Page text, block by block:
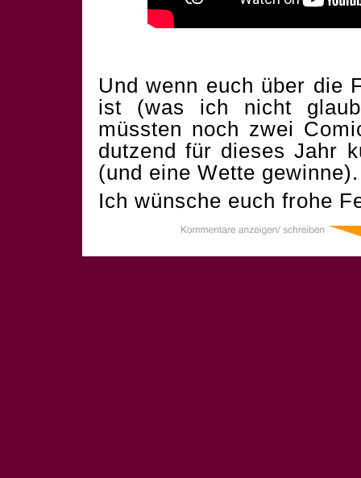
Und wenn euch über die
ist (was ich nicht
müssten noch zwei
dutzend für dieses Jahr
(und eine Wette
Ich wünsche euch frohe